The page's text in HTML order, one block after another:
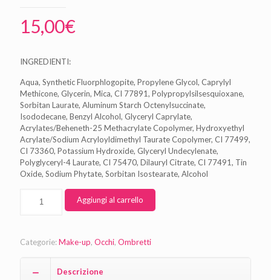
15,00€
INGREDIENTI:
Aqua, Synthetic Fluorphlogopite, Propylene Glycol, Caprylyl
Methicone, Glycerin, Mica, CI 77891, Polypropylsilsesquioxane,
Sorbitan Laurate, Aluminum Starch Octenylsuccinate,
Isododecane, Benzyl Alcohol, Glyceryl Caprylate,
Acrylates/Beheneth-25 Methacrylate Copolymer, Hydroxyethyl
Acrylate/Sodium Acryloyldimethyl Taurate Copolymer, CI 77499,
CI 73360, Potassium Hydroxide, Glyceryl Undecylenate,
Polyglyceryl-4 Laurate, CI 75470, Dilauryl Citrate, CI 77491, Tin
Oxide, Sodium Phytate, Sorbitan Isostearate, Alcohol
Aggiungi al carrello
Categorie:Make-up, Occhi, Ombretti
Descrizione